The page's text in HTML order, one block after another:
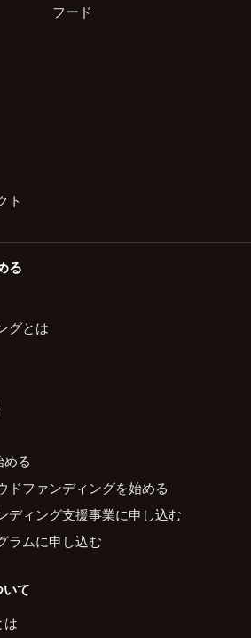
フード
ト
る
グとは
る
ドファンディングを始める
ディング支援事業に申し込む
ラムに申し込む
て
は